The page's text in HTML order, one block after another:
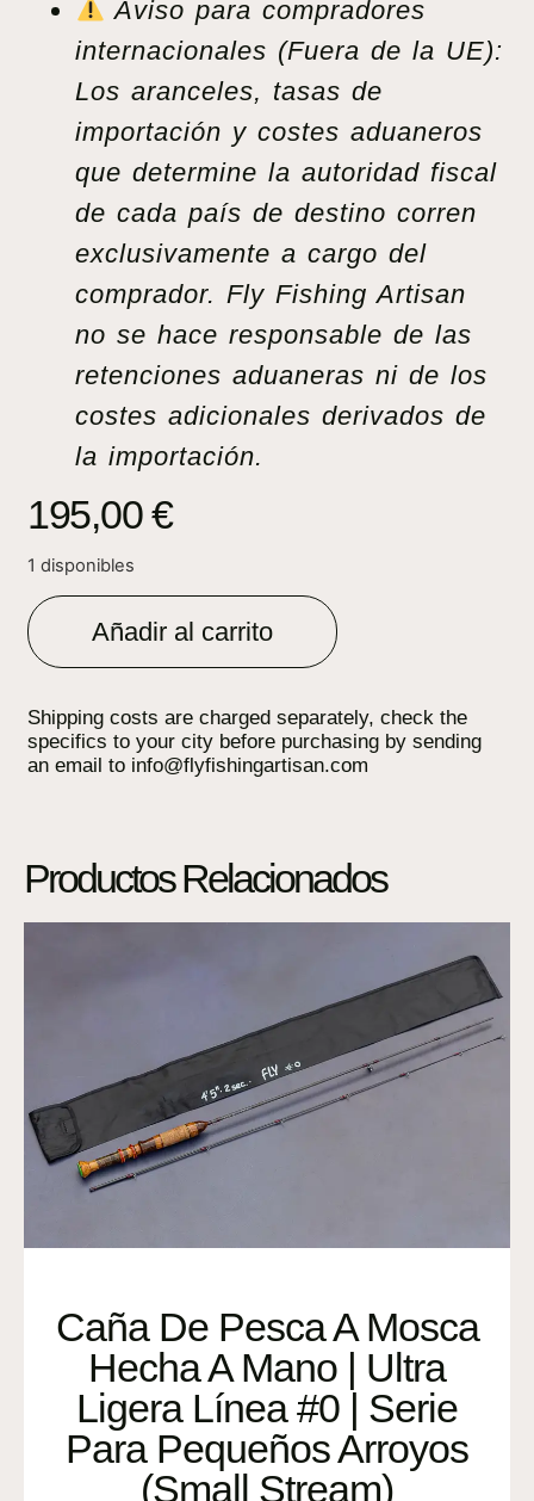
Aviso para compradores
internacionales (Fuera de la UE):
Los aranceles, tasas de
importación y costes aduaneros
que determine la autoridad fiscal
de cada país de destino corren
exclusivamente a cargo del
comprador. Fly Fishing Artisan
no se hace responsable de las
retenciones aduaneras ni de los
costes adicionales derivados de
la importación.
195,00€
1 disponibles
Añadir al carrito
Shipping costs are charged separately, check the
specifics to your city before purchasing by sending
an email to info@flyfishingartisan.com
Productos Relacionados
Caña De Pesca A Mosca
Hecha A Mano | Ultra
Ligera Línea #0 | Serie
Para Pequeños Arroyos
(Small Stream)